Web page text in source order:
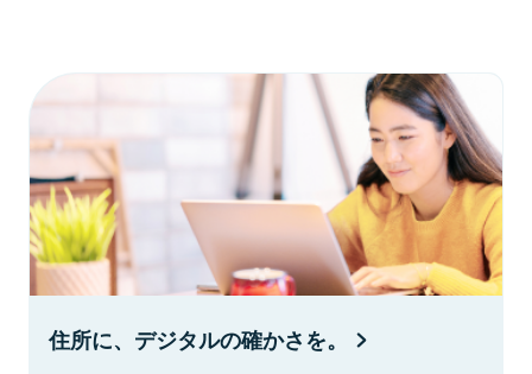
住所に、デジタルの確かさを。